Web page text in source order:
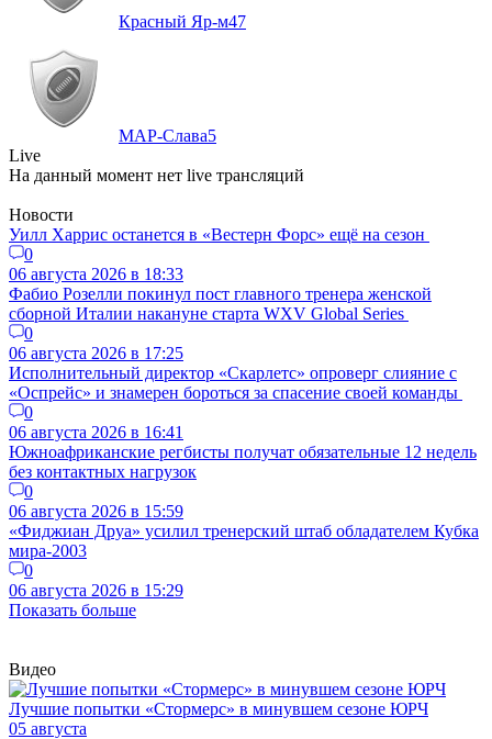
Красный Яр-м47
МАР-Слава5
Live
На данный момент нет live трансляций
Новости
Уилл Харрис останется в «Вестерн Форс» ещё на сезон
0
06 августа 2026 в 18:33
Фабио Розелли покинул пост главного тренера женской
сборной Италии накануне старта WXV Global Series
0
06 августа 2026 в 17:25
Исполнительный директор «Скарлетс» опроверг слияние с
«Оспрейс» и знамерен бороться за спасение своей команды
0
06 августа 2026 в 16:41
Южноафриканские регбисты получат обязательные 12 недель
без контактных нагрузок
0
06 августа 2026 в 15:59
«Фиджиан Друа» усилил тренерский штаб обладателем Кубка
мира-2003
0
06 августа 2026 в 15:29
Показать больше
Видео
Лучшие попытки «Стормерс» в минувшем сезоне ЮРЧ
05 августа